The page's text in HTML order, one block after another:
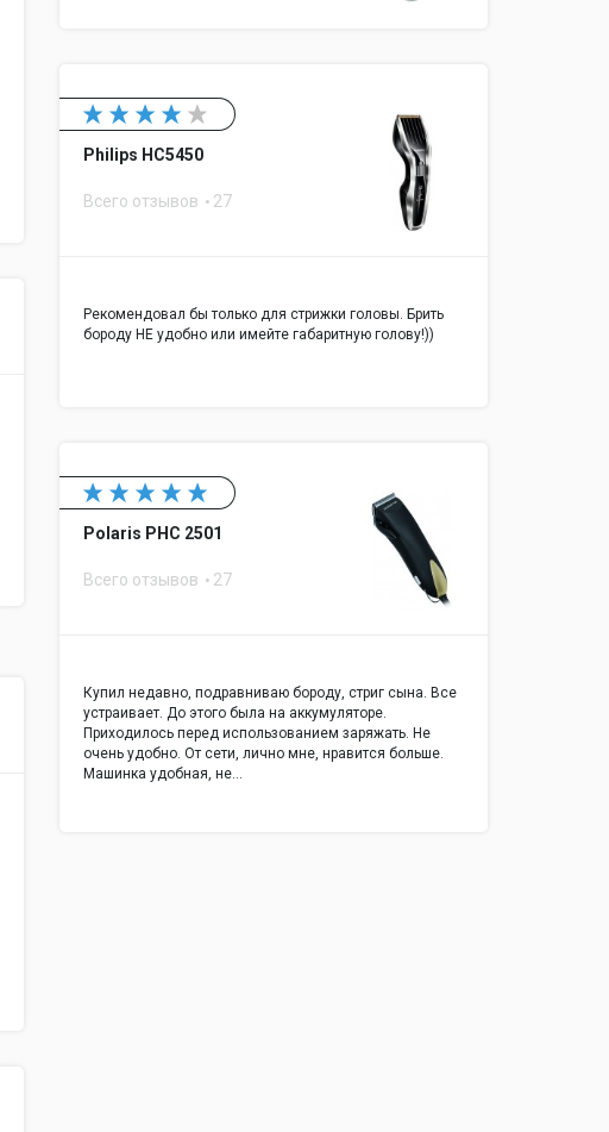
Philips HC5450
Всего отзывов 27
Рекомендовал бы только для стрижки головы. Брить
бороду НЕ удобно или имейте габаритную голову!))
Polaris PHC 2501
Всего отзывов 27
Купил недавно, подравниваю бороду, стриг сына. Все
устраивает. До этого была на аккумуляторе.
Приходилось перед использованием заряжать. Не
очень удобно. От сети, лично мне, нравится больше.
Машинка удобная, не…